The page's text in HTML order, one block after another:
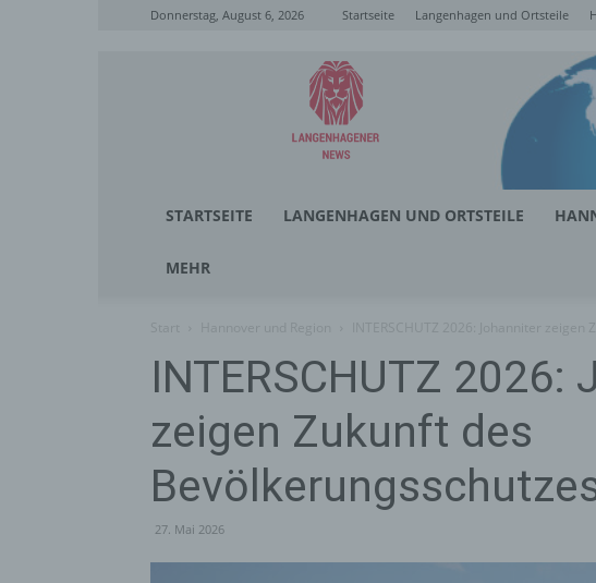
Donnerstag, August 6, 2026 Startseite Langenhagen und Ortsteile
Langenhagener
News
STARTSEITE LANGENHAGEN UND ORTSTEILE
MEHR
INTERSCHUTZ 2026:
zeigen Zukunft des
27. Mai 2026